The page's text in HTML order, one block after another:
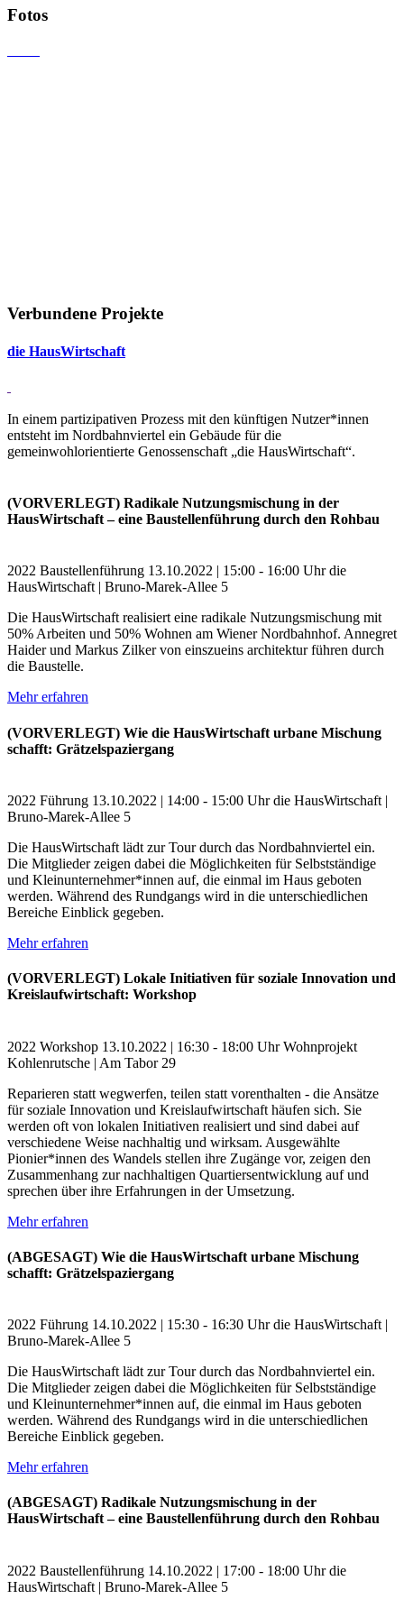
Fotos
Verbundene Projekte
die Haus­Wirt­schaft
In einem partizipativen Prozess mit den künftigen Nutzer*innen
entsteht im Nordbahnviertel ein Gebäude für die
gemeinwohlorientierte Genossenschaft „die HausWirtschaft“.
(VORVERLEGT) Radikale Nutzungsmischung in der
HausWirtschaft – eine Baustellenführung durch den Rohbau
2022 Baustellenführung 13.10.2022 | 15:00 - 16:00 Uhrdie
HausWirtschaft | Bruno-Marek-Allee 5
Die HausWirtschaft realisiert eine radikale Nutzungsmischung mit
50% Arbeiten und 50% Wohnen am Wiener Nordbahnhof. Annegret
Haider und Markus Zilker von einszueins architektur führen durch
die Baustelle.
Mehr erfahren
(VORVERLEGT) Wie die HausWirtschaft urbane Mischung
schafft: Grätzelspaziergang
2022 Führung 13.10.2022 | 14:00 - 15:00 Uhrdie HausWirtschaft |
Bruno-Marek-Allee 5
Die HausWirtschaft lädt zur Tour durch das Nordbahnviertel ein.
Die Mitglieder zeigen dabei die Möglichkeiten für Selbstständige
und Kleinunternehmer*innen auf, die einmal im Haus geboten
werden. Während des Rundgangs wird in die unterschiedlichen
Bereiche Einblick gegeben.
Mehr erfahren
(VORVERLEGT) Lokale Initiativen für soziale Innovation und
Kreislaufwirtschaft: Workshop
2022 Workshop 13.10.2022 | 16:30 - 18:00 UhrWohnprojekt
Kohlenrutsche | Am Tabor 29
Reparieren statt wegwerfen, teilen statt vorenthalten - die Ansätze
für soziale Innovation und Kreislaufwirtschaft häufen sich. Sie
werden oft von lokalen Initiativen realisiert und sind dabei auf
verschiedene Weise nachhaltig und wirksam. Ausgewählte
Pionier*innen des Wandels stellen ihre Zugänge vor, zeigen den
Zusammenhang zur nachhaltigen Quartiersentwicklung auf und
sprechen über ihre Erfahrungen in der Umsetzung.
Mehr erfahren
(ABGESAGT) Wie die HausWirtschaft urbane Mischung
schafft: Grätzelspaziergang
2022 Führung 14.10.2022 | 15:30 - 16:30 Uhrdie HausWirtschaft |
Bruno-Marek-Allee 5
Die HausWirtschaft lädt zur Tour durch das Nordbahnviertel ein.
Die Mitglieder zeigen dabei die Möglichkeiten für Selbstständige
und Kleinunternehmer*innen auf, die einmal im Haus geboten
werden. Während des Rundgangs wird in die unterschiedlichen
Bereiche Einblick gegeben.
Mehr erfahren
(ABGESAGT) Radikale Nutzungsmischung in der
HausWirtschaft – eine Baustellenführung durch den Rohbau
2022 Baustellenführung 14.10.2022 | 17:00 - 18:00 Uhrdie
HausWirtschaft | Bruno-Marek-Allee 5